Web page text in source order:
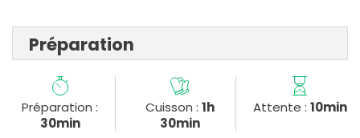
Préparation
Préparation :
30min
Cuisson : 1h
30min
Attente : 10min